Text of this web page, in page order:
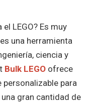
LEGO? Es muy
una herramienta
ciencia y
Bulk LEGO ofrece
para
gran cantidad de